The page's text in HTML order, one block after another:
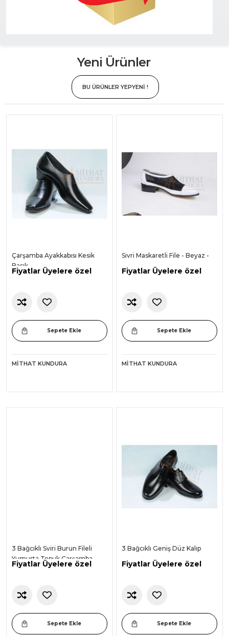
Yeni Ürünler
BU ÜRÜNLER YEPYENİ !
Çarşamba Ayakkabısı Kesik
Basık
Fiyatlar Üyelere özel
Sepete Ekle
MITHAT KUNDURA
Sivri Maskaretli File - Beyaz -
Fiyatlar Üyelere özel
Sepete Ekle
MITHAT KUNDURA
3 Bağcıklı Sviri Burun Fileli
Yumurta Topuk Çarşamba
Ayakkabısı
Fiyatlar Üyelere özel
Sepete Ekle
3 Bağcıklı Geniş Düz Kalıp
Fiyatlar Üyelere özel
Sepete Ekle